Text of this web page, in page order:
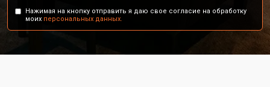
Нажимая на кнопку отправить я даю свое согласие на обработку
моих персональных данных.